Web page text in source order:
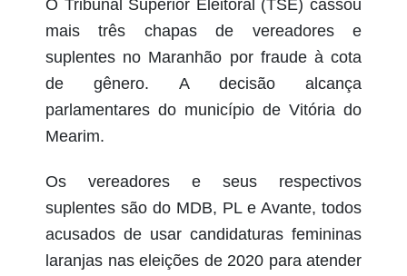
O Tribunal Superior Eleitoral (TSE) cassou
mais três chapas de vereadores e
suplentes no Maranhão por fraude à cota
de gênero. A decisão alcança
parlamentares do município de Vitória do
Mearim.
Os vereadores e seus respectivos
suplentes são do MDB, PL e Avante, todos
acusados de usar candidaturas femininas
laranjas nas eleições de 2020 para atender